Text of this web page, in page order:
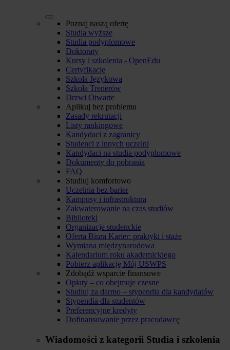
Poznaj naszą ofertę
Studia wyższe
Studia podyplomowe
Doktoraty
Kursy i szkolenia - OpenEdu
Certyfikacje
Szkoła Językowa
Szkoła Trenerów
Drzwi Otwarte
Aplikuj bez problemu
Zasady rekrutacji
Listy rankingowe
Kandydaci z zagranicy
Studenci z innych uczelni
Kandydaci na studia podyplomowe
Dokumenty do pobrania
FAQ
Studiuj komfortowo
Uczelnia bez barier
Kampusy i infrastruktura
Zakwaterowanie na czas studiów
Biblioteki
Organizacje studenckie
Oferta Biura Karier: praktyki i staże
Wymiana międzynarodowa
Kalendarium roku akademickiego
Pobierz aplikację Mój USWPS
Zdobądź wsparcie finansowe
Opłaty – co obejmuje czesne
Studiuj za darmo – stypendia dla kandydatów
Stypendia dla studentów
Preferencyjne kredyty
Dofinansowanie przez pracodawcę
Wiadomości z kategorii Studia i szkolenia